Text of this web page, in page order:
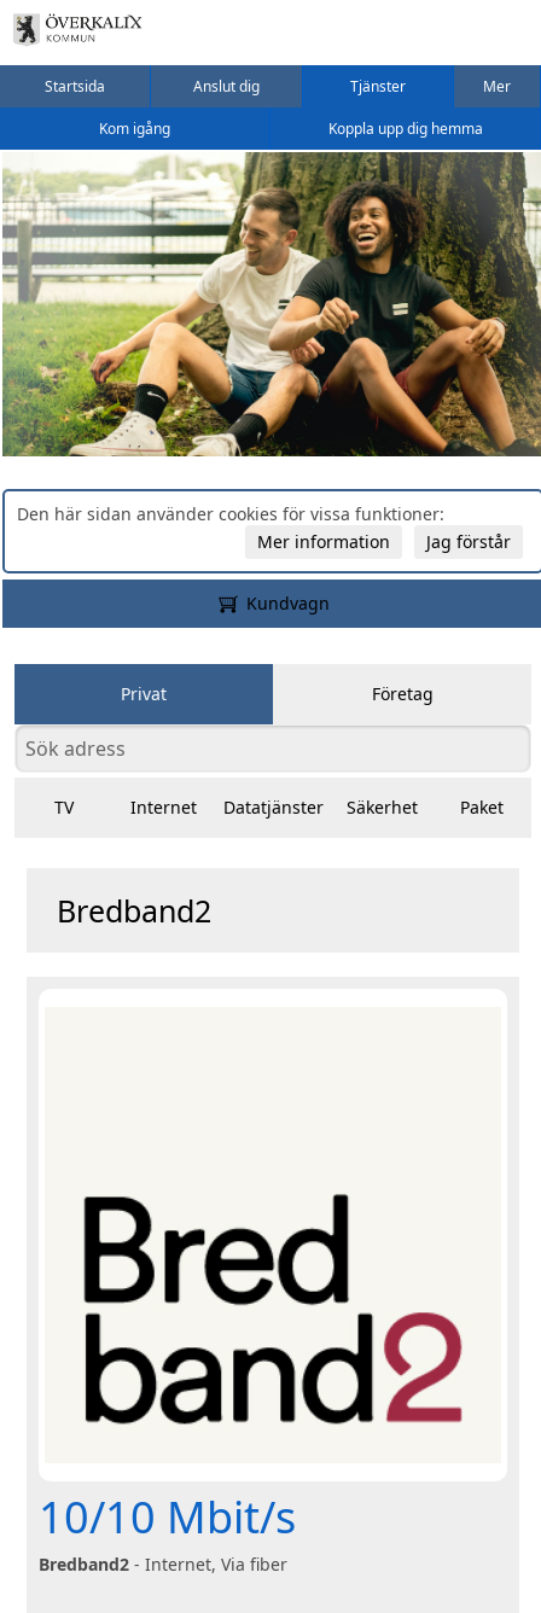
Startsida Anslut dig Tjänster Mer
Kom igång Koppla upp dig hemma
Den här sidan använder cookies för vissa funktioner:
Jag förstår
Mer information
Kundvagn
Privat Företag
TV Internet Datatjänster Säkerhet Paket
Bredband2
10/10 Mbit/s
Bredband2 - Internet, Via fiber